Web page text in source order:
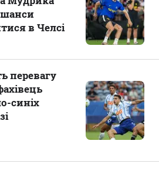
в Челсі
перевагу
синіх